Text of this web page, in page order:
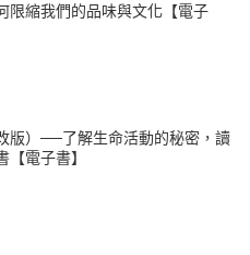
理學的底層邏輯出發，帶你認
無效的信念、重建情緒與行為
限縮我們的品味與文化【電子
版）──了解生命活動的秘密，讀
電子書】